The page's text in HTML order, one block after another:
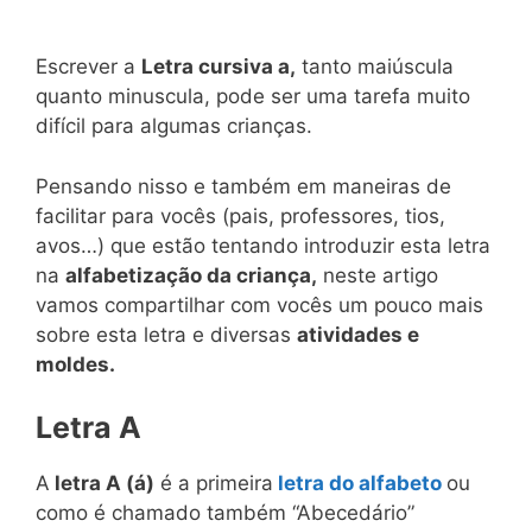
Escrever a Letra cursiva a, tanto maiúscula
quanto minuscula, pode ser uma tarefa muito
difícil para algumas crianças.
Pensando nisso e também em maneiras de
facilitar para vocês (pais, professores, tios,
avos…) que estão tentando introduzir esta letra
na alfabetização da criança, neste artigo
vamos compartilhar com vocês um pouco mais
sobre esta letra e diversas atividades e
moldes.
Letra A
A letra A (á) é a primeira letra do alfabeto ou
como é chamado também “Abecedário”